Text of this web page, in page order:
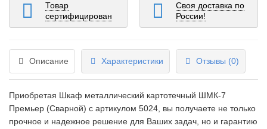
Товар
сертифицирован
Своя доставка по
России!
Описание Характеристики Отзывы (0)
Приобретая Шкаф металлический картотечный ШМК-7
Премьер (Сварной) c артикулом 5024, вы получаете не только
прочное и надежное решение для Ваших задач, но и гарантию